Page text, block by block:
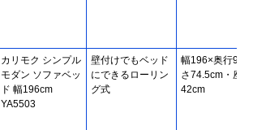
カリモク シンプル
モダン ソファベッ
ド 幅196cm
YA5503
壁付けでもベッド
にできるローリン
グ式
幅196×奥行93×
さ74.5cm・座高
42cm